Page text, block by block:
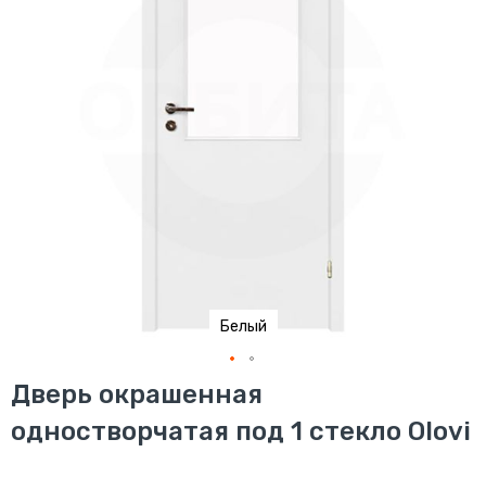
Белый
Перейти
к
началу
Дверь окрашенная
одностворчатая под 1 стекло Olovi